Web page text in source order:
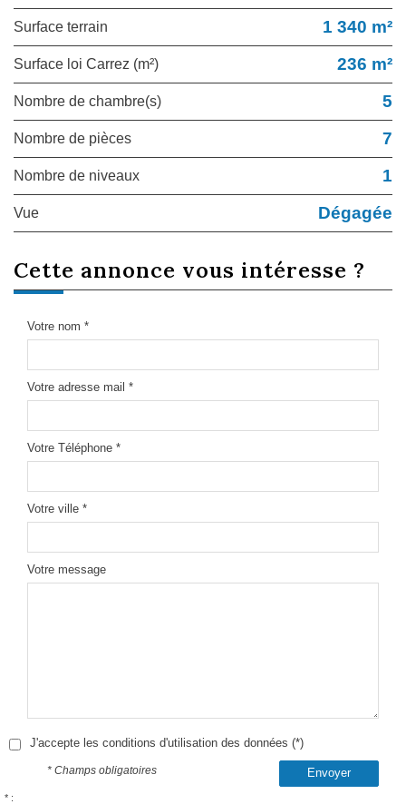
surface terrain 1 340 m²
Surface loi Carrez (m²) 236 m²
Nombre de chambre(s) 5
Nombre de pièces 7
Nombre de niveaux 1
Vue Dégagée
cette annonce vous intéresse ?
Votre nom *
Votre adresse mail *
Votre Téléphone *
Votre ville *
Votre message
J'accepte les conditions d'utilisation des données (*)
Envoyer
* Champs obligatoires
* :